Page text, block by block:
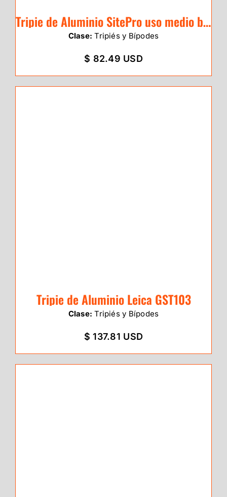
Tripie de Aluminio SitePro uso medio base triangular
Clase: Tripiés y Bípodes
$ 82.49 USD
Tripie de Aluminio Leica GST103
Clase: Tripiés y Bípodes
$ 137.81 USD